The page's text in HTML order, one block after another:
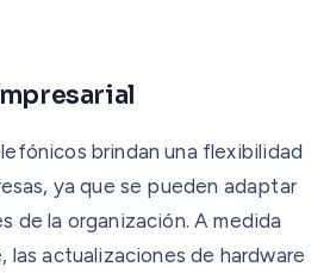
brindan una flexibilidad
ya que se pueden adaptar
de la organización. A medida
las actualizaciones de hardware